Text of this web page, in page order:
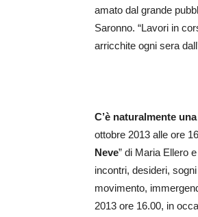
amato dal grande
Saronno. “Lavori in
arricchite ogni sera
C’è naturalmente
ottobre 2013 alle ore
Neve” di Maria Ellero
incontri, desideri,
movimento,
2013 ore 16.00, in